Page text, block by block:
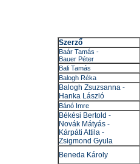
Szerző
Baár Tamás -
Bauer Péter
Bali Tamás
Balogh Réka
Balogh Zsuzsanna -
Hanka László
Bánó Imre
Békési Bertold -
Novák Mátyás -
Kárpáti Attila -
Zsigmond Gyula
Beneda Károly